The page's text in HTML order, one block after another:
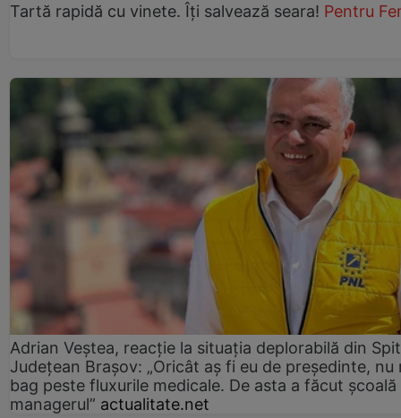
Tartă rapidă cu vinete. Îți salvează seara! Pentru
Adrian Veștea, reacție la situația deplorabilă din
Județean Brașov: „Oricât aș fi eu de președinte, nu
bag peste fluxurile medicale. De asta a făcut școală
managerul” actualitate.net